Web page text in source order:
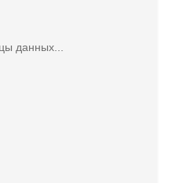
данных...